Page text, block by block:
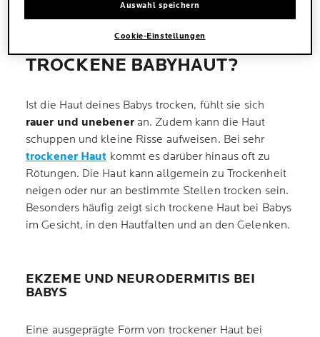
WIE ERKENNT MAN
TROCKENE BABYHAUT?
Ist die Haut deines Babys trocken, fühlt sie sich
rauer und unebeneran. Zudem kann die Haut
schuppen und kleine Risse aufweisen. Bei sehr
trockener Haut kommt es darüber hinaus oft zu
Rötungen. Die Haut kann allgemein zu Trockenheit
neigen oder nur an bestimmte Stellen trocken sein.
Besonders häufig zeigt sich trockene Haut bei Babys
im Gesicht, in den Hautfalten und an den Gelenken.
EKZEME UND NEURODERMITIS BEI
BABYS
Eine ausgeprägte Form von trockener Haut bei
Auswahl speichern
Cookie-Einstellungen